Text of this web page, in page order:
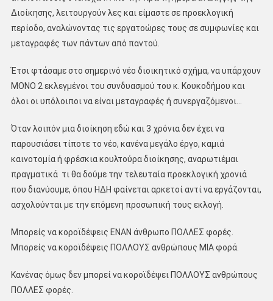
Διοίκησης, λειτουργούν λες και είμαστε σε προεκλογική
περίοδο, αναλώνοντας τις εργατοώρες τους σε συμφωνίες και
μεταγραφές των πάντων από παντού.
Έτσι φτάσαμε στο σημερινό νέο διοικητικό σχήμα, να υπάρχουν
ΜΟΝΟ 2 εκλεγμένοι του συνδυασμού του κ. Κουκοδήμου και
όλοι οι υπόλοιποι να είναι μεταγραφές ή συνεργαζόμενοι…
Όταν λοιπόν μια διοίκηση εδώ και 3 χρόνια δεν έχει να
παρουσιάσει τίποτε το νέο, κανένα μεγάλο έργο, καμιά
καινοτομία ή φρέσκια κουλτούρα διοίκησης, αναρωτιέμαι
πραγματικά τι θα δούμε την τελευταία προεκλογική χρονιά
που διανύουμε, όπου ΗΔΗ φαίνεται αρκετοί αντί να εργάζονται,
ασχολούνται με την επόμενη προσωπική τους εκλογή.
Μπορείς να κοροϊδέψεις ΕΝΑΝ άνθρωπο ΠΟΛΛΕΣ φορές.
Μπορείς να κοροϊδέψεις ΠΟΛΛΟΥΣ ανθρώπους ΜΙΑ φορά.
Κανένας όμως δεν μπορεί να κοροϊδέψει ΠΟΛΛΟΥΣ ανθρώπους
ΠΟΛΛΕΣ φορές.